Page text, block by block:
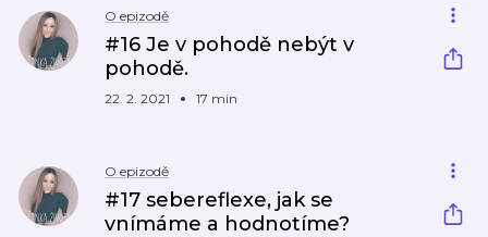
O epizodě
#16 Je v pohodě nebýt v
pohodě.
22. 2. 2021 17 min
O epizodě
#17 sebereflexe, jak se
vnímáme a hodnotíme?